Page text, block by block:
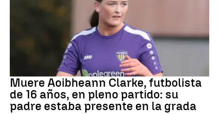
Muere Aoibheann Clarke, futbolista
de 16 años, en pleno partido: su
padre estaba presente en la grada